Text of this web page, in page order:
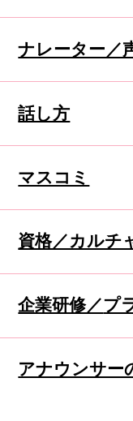
ナレーター／
話し方
マスコミ
資格／カルチ
企業研修／プ
アナウンサー